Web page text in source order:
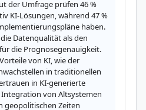
der Umfrage prüfen 46 %
KI-Lösungen, während 47 %
haben.
Datenqualität als den
die Prognosegenauigkeit.
von KI, wie der
in traditionellen
in KI-generierte
Integration von Altsystemen
geopolitischen Zeiten